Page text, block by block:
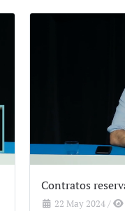
Contratos
22 May 2024/